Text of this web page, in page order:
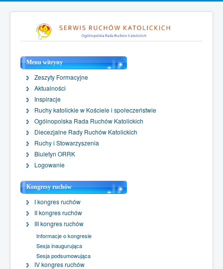
Menu witryny
Zeszyty Formacyjne
Aktualności
Inspiracje
Ruchy katolickie w Kościele i społeczeństwie
Ogólnopolska Rada Ruchów Katolickich
Diecezjalne Rady Ruchów Katolickich
Ruchy i Stowarzyszenia
Biuletyn ORRK
Logowanie
Kongresy ruchów
I kongres ruchów
II kongres ruchów
III kongres ruchów
Informacje o kongresie
Sesja inaugurująca
Sesja podsumowująca
IV kongres ruchów